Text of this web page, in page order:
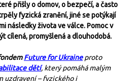
přišly o domov, o bezpečí, a často
fyzická zranění, jiné se potýkají
následky života ve válce. Pomoc v
cílená, promyšlená a dlouhodobá.
Future for Ukraineproto
dětí, který pomáhá malým
uzdravení – fyzického i